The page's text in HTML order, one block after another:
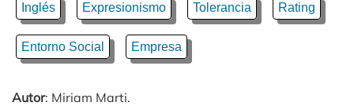
Inglés Expresionismo Tolerancia Rating
Entorno Social Empresa
Autor: Miriam Marti.